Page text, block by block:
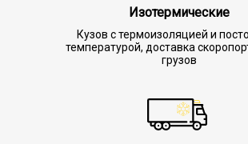
Изотермические
Кузов с термоизоляцией и
температурой, доставка
грузов